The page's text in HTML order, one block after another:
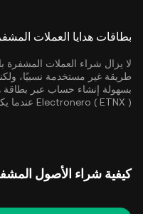
بطاقات هدايا العملات
لا يزال شراء العملات المشفرة
طريقة غير مستخدمة نسبيًا،
بسهولة إنشاء حساب عبر بطاقة
Electronero ( ETNX ) عندما يكون ذلك مدعومًا.
كيفية شراء الأصول